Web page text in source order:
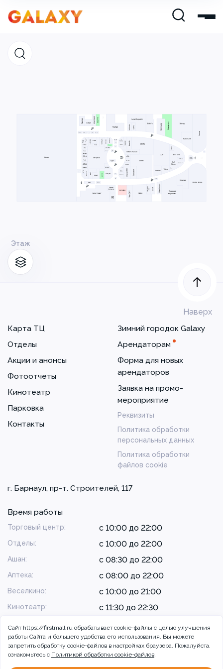
Развлечения и кино
Услуги и сервис
Свободная площадь
Этаж
Наверх
Карта ТЦ
Отделы
Акции и анонсы
Фотоотчеты
Кинотеатр
Парковка
Контакты
Зимний городок Galaxy
Арендаторам
Форма для новых
арендаторов
Заявка на промо-
мероприятие
Реквизиты
Политика обработки
персональных данных
Политика обработки
файлов cookie
г. Барнаул, пр-т. Строителей, 117
Время работы
Торговый центр: с 10:00 до 22:00
Отделы: с 10:00 до 22:00
Ашан: с 08:30 до 22:00
Аптека: с 08:00 до 22:00
Веселкино: с 10:00 до 21:00
Кинотеатр: с 11:30 до 22:30
Сайт https://firstmall.ru обрабатывает cookie-файлы с целью улучшения
работы Сайта и большего удобства его использования. Вы можете
запретить обработку сookie-файлов в настройках браузера. Пожалуйста,
ознакомьтесь с Политикой обработки cookie-файлов.